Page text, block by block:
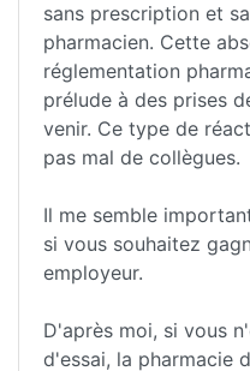
sans prescription et
pharmacien. Cette
réglementation
prélude à des prises
venir. Ce type de
pas mal de collègues.
Il me semble
si vous souhaitez
employeur.
D'après moi, si vous
d'essai, la pharmacie